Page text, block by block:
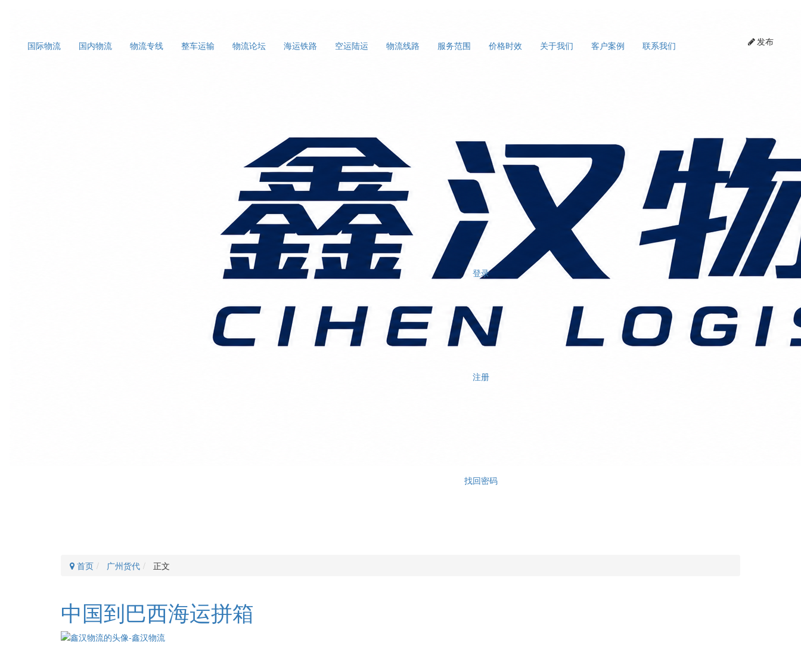
国际物流 国内物流 物流专线 整车运输 物流论坛 海运铁路 空运陆运 物流线路 服务范围 价格时效 关于我们 客户案例 联系我们 发布
登录
注册
找回密码
首页 广州货代 正文
中国到巴西海运拼箱